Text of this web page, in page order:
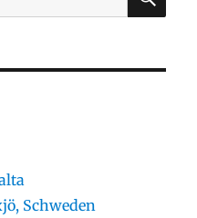
Schweden